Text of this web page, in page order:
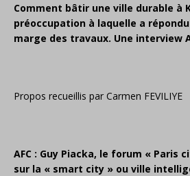
Comment bâtir une ville durable à
préoccupation à laquelle a
marge des travaux. Une interview
Propos recueillis par Carmen FEVILIYE
AFC : Guy Piacka, le forum « Paris
sur la « smart city » ou ville